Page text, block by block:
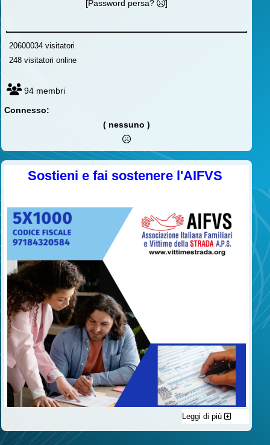
[Password persa? ]
20600034 visitatori
248 visitatori online
94 membri
Connesso:
( nessuno )
Sostieni e fai sostenere l'AIFVS
C'è un modo di contribuire alle attività dell’A.I.F.V.S. a favore
delle vittime della strada e per dare giustizia ai superstiti ed ai
Leggi di più